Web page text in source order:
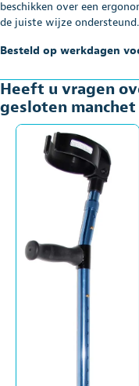
aantal
beschikken over een
de juiste wijze
Besteld op werkdagen
Heeft u vragen
gesloten manchet